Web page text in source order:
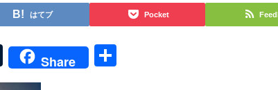
はてブ Pocket
Tumblr
Share